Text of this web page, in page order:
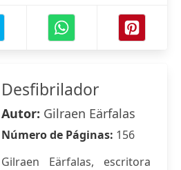
Desfibrilador
Autor: Gilraen Eärfalas
Número de Páginas: 156
Gilraen Eärfalas, escritora